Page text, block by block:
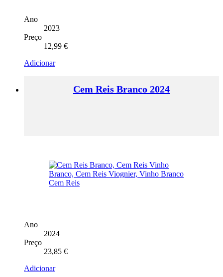
Ano
2023
Preço
12,99 €
Adicionar
Cem Reis Branco 2024
Ano
2024
Preço
23,85 €
Adicionar